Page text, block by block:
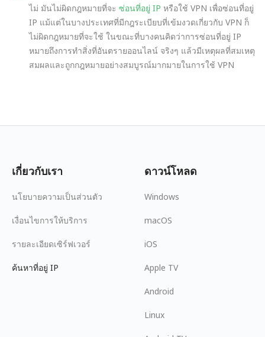
ไม่ มันไม่ผิดกฎหมายที่จะ ซ่อนที่อยู่ IP หรือใช้ VPN เพื่อซ่อนที่อยู่
IP แม้แต่ในบางประเทศที่มีกฎระเบียบที่เข้มงวดเกี่ยวกับ VPN ก็
ไม่ผิดกฎหมายที่จะใช้ ในขณะที่บางคนคิดว่าการซ่อนที่อยู่ IP
หมายถึงการทำสิ่งที่อันตรายออนไลน์ จริงๆ แล้วมีเหตุผลที่สมเหตุ
สมผลและถูกกฎหมายอย่างสมบูรณ์มากมายในการใช้ VPN
เกี่ยวกับเรา
นโยบายความเป็นส่วนตัว
เงื่อนไขการให้บริการ
รายละเอียดเซิร์ฟเวอร์
ค้นหาที่อยู่ IP
ดาวน์โหลด
Windows
macOS
iOS
Apple TV
Android
Linux